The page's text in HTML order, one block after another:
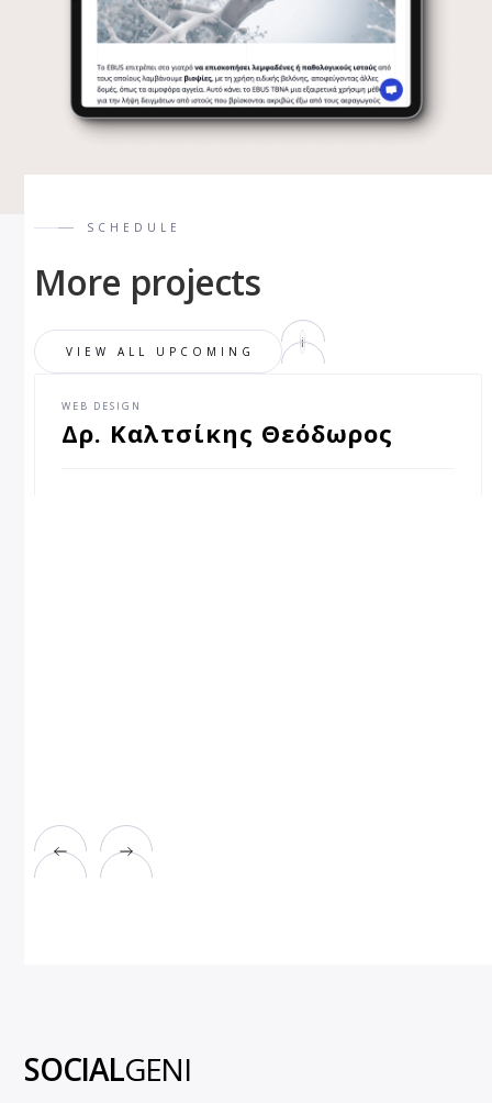
SCHEDULE
More projects
i
VIEW ALL UPCOMING
WEB DESIGN
Δρ. Καλτσίκης Θεόδωρος
SOCIALGENI